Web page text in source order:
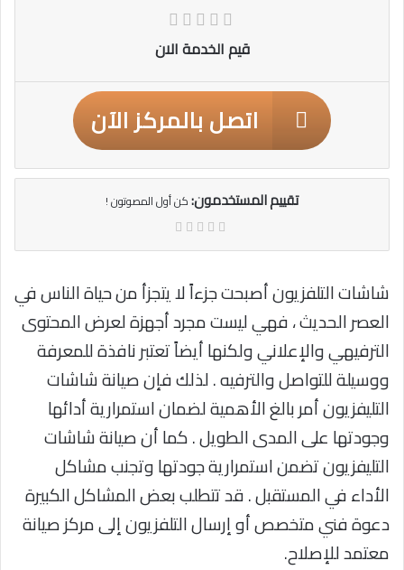
قيم الخدمة الان
اتصل بالمركز الآن
تقييم المستخدمون:كن أول المصوتون !
شاشات التلفزيون أصبحت جزءاً لا يتجزأ من حياة الناس في
العصر الحديث ، فهي ليست مجرد أجهزة لعرض المحتوى
الترفيهي والإعلاني ولكنها أيضاً تعتبر نافذة للمعرفة
ووسيلة للتواصل والترفيه . لذلك فإن صيانة شاشات
التليفزيون أمر بالغ الأهمية لضمان استمرارية أدائها
وجودتها على المدى الطويل . كما أن صيانة شاشات
التليفزيون تضمن استمرارية جودتها وتجنب مشاكل
الأداء في المستقبل . قد تتطلب بعض المشاكل الكبيرة
دعوة فني متخصص أو إرسال التلفزيون إلى مركز صيانة
معتمد للإصلاح.